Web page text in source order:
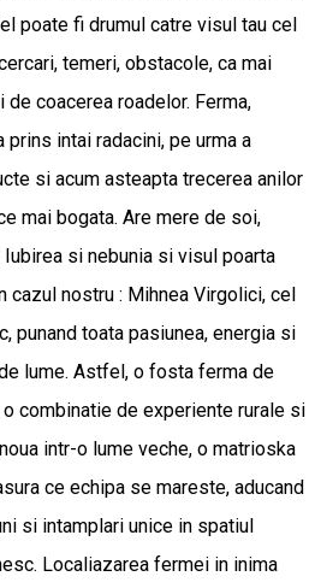
poate fi drumul catre visul tau cel
temeri, obstacole, ca mai
coacerea roadelor. Ferma,
prins intai radacini, pe urma a
si acum asteapta trecerea anilor
mai bogata. Are mere de soi,
si nebunia si visul poarta
cazul nostru : Mihnea Virgolici, cel
punand toata pasiunea, energia si
lume. Astfel, o fosta ferma de
combinatie de experiente rurale si
intr-o lume veche, o matrioska
ce echipa se mareste, aducand
si intamplari unice in spatiul
Localiazarea fermei in inima